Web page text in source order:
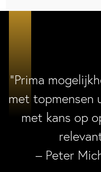
“Prima
met topmensen
met kans op
– Peter